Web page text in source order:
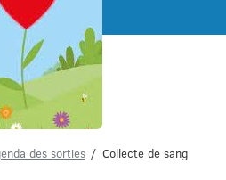
Menu
des sorties Collecte de sang